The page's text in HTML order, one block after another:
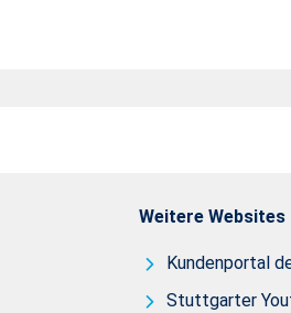
Weitere Websites
Kundenportal
Stuttgarter